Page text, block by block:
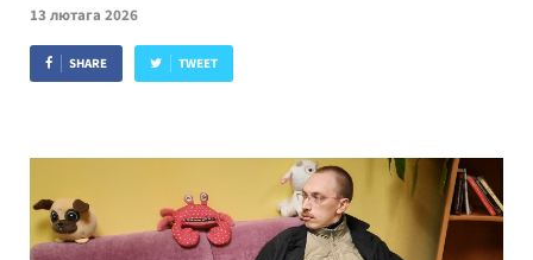
13 лютага 2026
SHARE TWEET